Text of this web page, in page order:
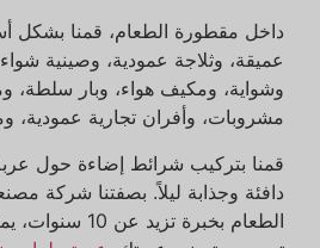
داخل مقطورة الطعام، قمنا بشكل
عميقة، وثلاجة عمودية، وصينية
وشواية، ومكيف هواء، وبار سلطة،
مشروبات، وأفران تجارية عمودية،
قمنا بتركيب شرائط إضاءة حول
دافئة وجذابة ليلاً. بصفتنا شركة
الطعام بخبرة